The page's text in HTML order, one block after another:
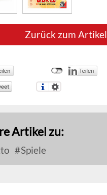
Zurück zum Artikel
Artikel zu:
Spiele